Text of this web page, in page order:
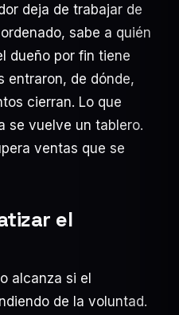
deja de trabajar de
sabe a quién
dueño por fin tiene
entraron, de dónde,
cierran. Lo que
se vuelve un tablero.
ventas que se
el
alcanza si el
de la voluntad.